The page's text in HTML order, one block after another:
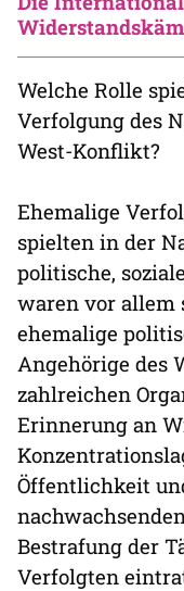
Welche Rolle
Verfolgung des
West-Konflikt?
Ehemalige
spielten in der
politische,
waren vor allem
ehemalige
Angehörige des
zahlreichen
Erinnerung an
Öffentlichkeit
Bestrafung der
Verfolgten